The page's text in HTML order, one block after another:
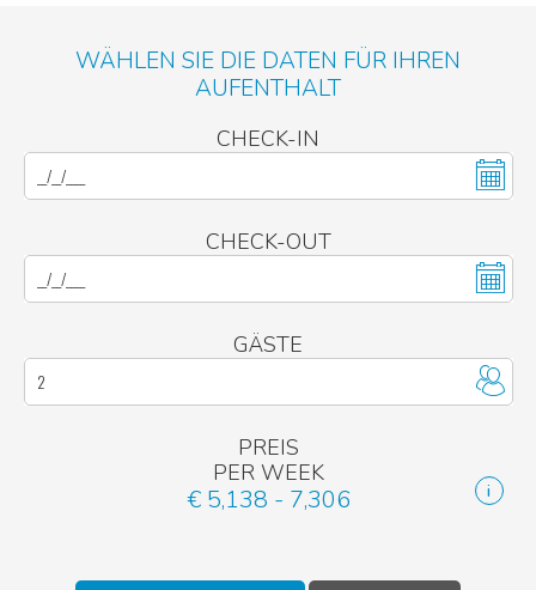
WÄHLEN SIE DIE DATEN FÜR IHREN
AUFENTHALT
CHECK-IN
CHECK-OUT
GÄSTE
PREIS
PER WEEK
€ 5,138 - 7,306